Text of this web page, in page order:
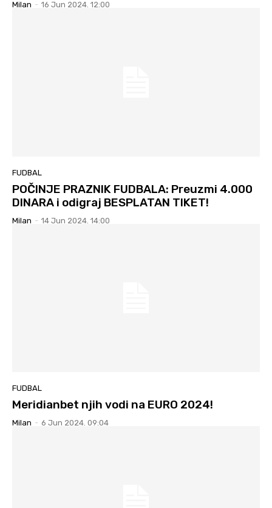
Milan - 16 Jun 2024. 12:00
FUDBAL
POČINJE PRAZNIK FUDBALA: Preuzmi 4.000
DINARA i odigraj BESPLATAN TIKET!
Milan - 14 Jun 2024. 14:00
FUDBAL
Meridianbet njih vodi na EURO 2024!
Milan - 6 Jun 2024. 09:04